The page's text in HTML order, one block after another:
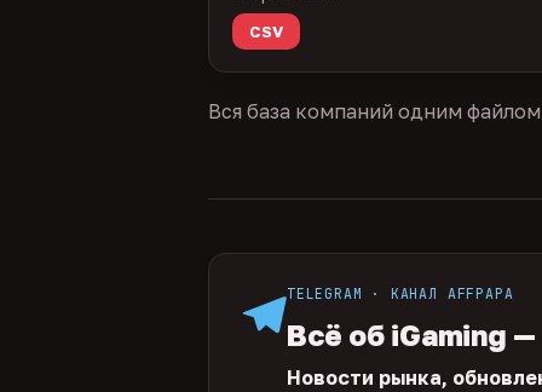
CSV
Вся база компаний одним
TELEGRAM · КАНАЛ AFFPAPA
Всё об iGaming
Новости рынка,